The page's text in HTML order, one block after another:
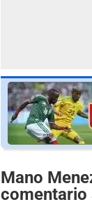
Mano
comentario